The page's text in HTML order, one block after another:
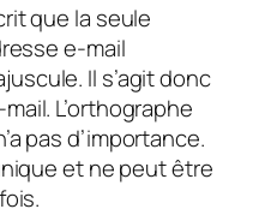
que la seule
e-mail
Il s’agit donc
L’orthographe
pas d’importance.
et ne peut être